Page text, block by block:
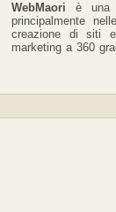
WebMaori è una
principalmente
creazione di siti
marketing a 360